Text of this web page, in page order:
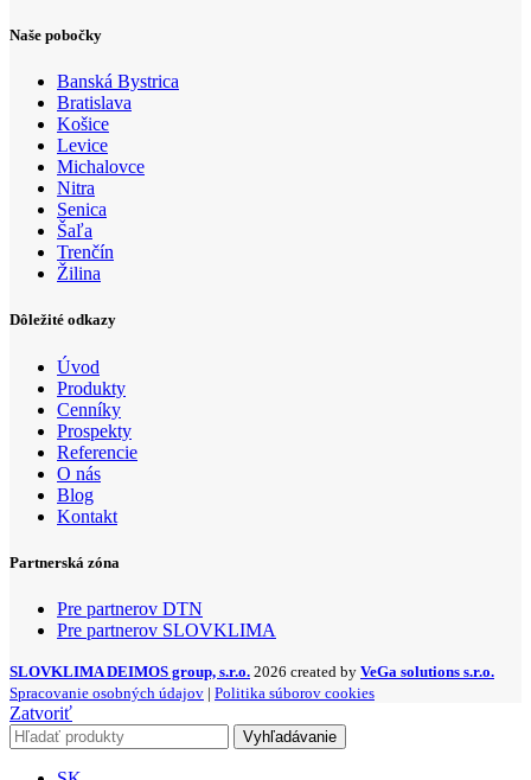
Naše pobočky
Banská Bystrica
Bratislava
Košice
Levice
Michalovce
Nitra
Senica
Šaľa
Trenčín
Žilina
Dôležité odkazy
Úvod
Produkty
Cenníky
Prospekty
Referencie
O nás
Blog
Kontakt
Partnerská zóna
Pre partnerov DTN
Pre partnerov SLOVKLIMA
SLOVKLIMA DEIMOS group, s.r.o. 2026 created by VeGa solutions s.r.o.
Spracovanie osobných údajov | Politika súborov cookies
Zatvoriť
Vyhľadávanie